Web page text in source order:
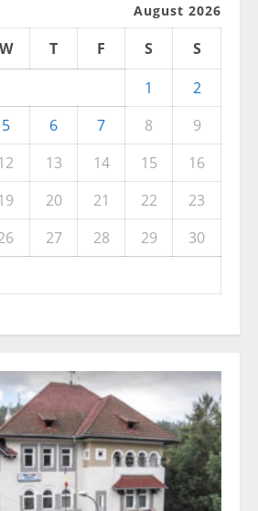
August 2026
W T F S
S
1
2
5 6 7 8
9
12 13 14 15
16
19 20 21 22
23
27 28 29
30